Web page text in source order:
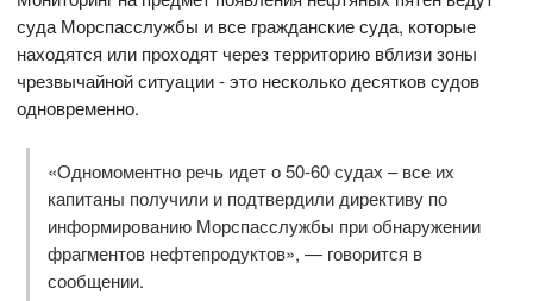
суда Морспасслужбы и все гражданские суда, которые
находятся или проходят через территорию вблизи зоны
чрезвычайной ситуации - это несколько десятков судов
одновременно.
«Одномоментно речь идет о 50-60 судах – все их
капитаны получили и подтвердили директиву по
информированию Морспасслужбы при обнаружении
фрагментов нефтепродуктов», — говорится в
сообщении.